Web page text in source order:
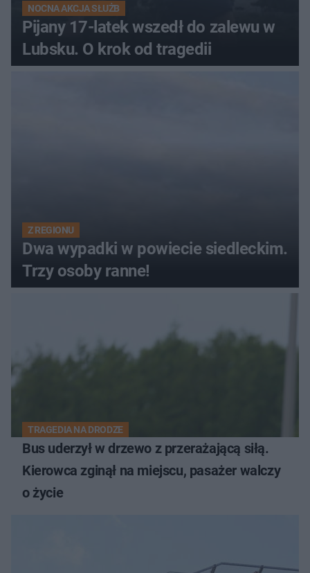
NOCNA AKCJA SŁUŻB
Pijany 17-latek wszedł do zalewu w
Lubsku. O krok od tragedii
Z REGIONU
Dwa wypadki w powiecie siedleckim.
Trzy osoby ranne!
TRAGEDIA NA DRODZE
Bus uderzył w drzewo z przerażającą siłą.
Kierowca zginął na miejscu, pasażer walczy
o życie